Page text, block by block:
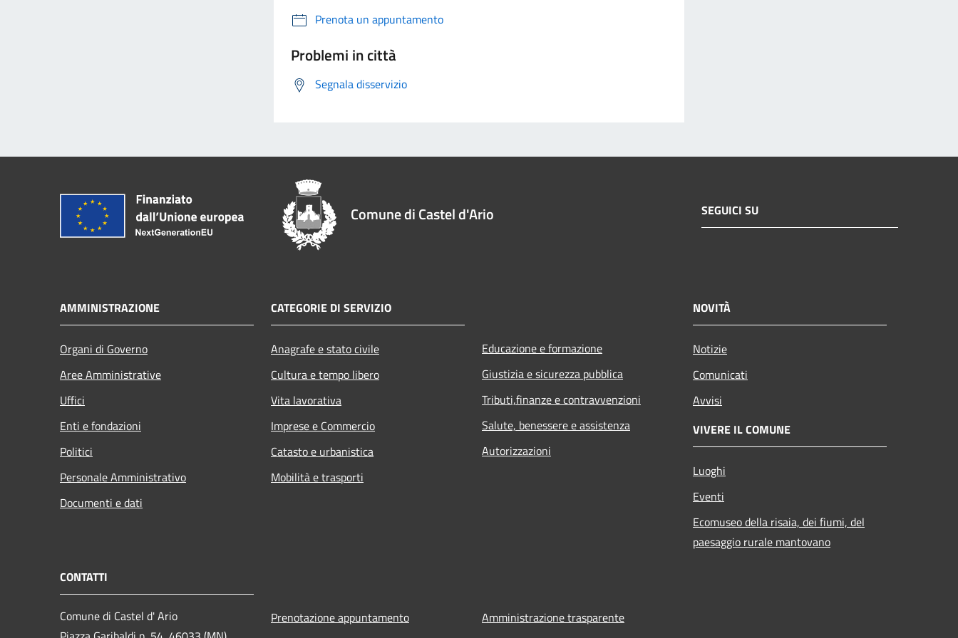
Prenota un appuntamento
Problemi in città
Segnala disservizio
Comune di Castel d'Ario SEGUICI SU
AMMINISTRAZIONE
Organi di Governo
Aree Amministrative
Uffici
Enti e fondazioni
Politici
Personale Amministrativo
Documenti e dati
CATEGORIE DI SERVIZIO
Anagrafe e stato civile
Cultura e tempo libero
Vita lavorativa
Imprese e Commercio
Catasto e urbanistica
Mobilità e trasporti
Educazione e formazione
Giustizia e sicurezza pubblica
Tributi,finanze e contravvenzioni
Salute, benessere e assistenza
Autorizzazioni
NOVITÀ
Notizie
Comunicati
Avvisi
VIVERE IL COMUNE
Luoghi
Eventi
Ecomuseo della risaia, dei fiumi, del
paesaggio rurale mantovano
CONTATTI
Comune di Castel d' Ario
Prenotazione appuntamento
Amministrazione trasparente